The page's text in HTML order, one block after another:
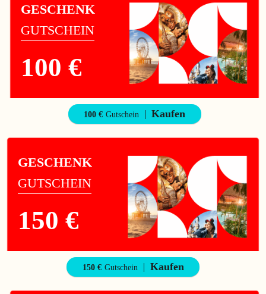
GESCHENK
GUTSCHEIN
100 €
100 € Gutschein Kaufen
GESCHENK
GUTSCHEIN
150 €
150 € Gutschein Kaufen